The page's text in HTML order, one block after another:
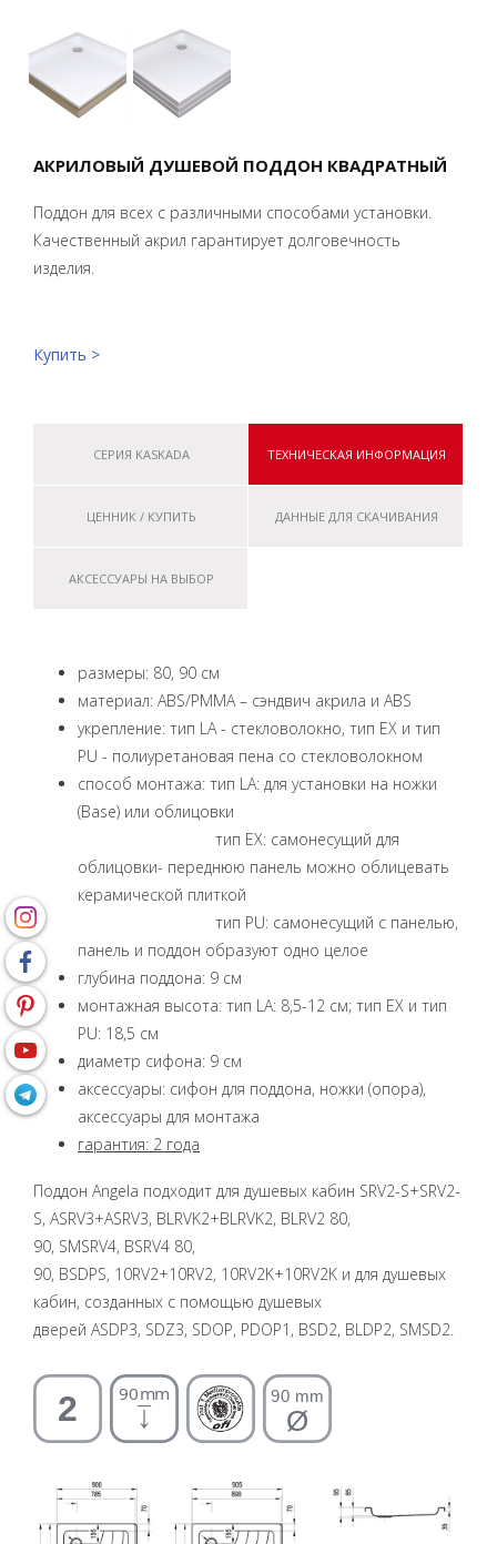
АКРИЛОВЫЙ ДУШЕВОЙ ПОДДОН КВАДРАТНЫЙ
Поддон для всех с различными способами установки.
Качественный акрил гарантирует долговечность
изделия.
Купить >
СЕРИЯ KASKADA ТЕХНИЧЕСКАЯ ИНФОРМАЦИЯ
ЦЕННИК / КУПИТЬ ДАННЫЕ ДЛЯ СКАЧИВАНИЯ
АКСЕССУАРЫ НА ВЫБОР
размеры: 80, 90 см
материал: ABS/PMMA – сэндвич акрила и ABS
укрепление: тип LA - стекловолокно, тип EX и тип
PU - полиуретановая пена со стекловолокном
способ монтажа: тип LA: для установки на ножки
(Base) или облицовки
тип EX: самонесущий для
облицовки- переднюю панель можно облицевать
керамической плиткой
тип PU: самонесущий с панелью,
панель и поддон образуют одно целое
глубина поддона: 9 см
монтажная высота: тип LA: 8,5-12 см; тип EX и тип
PU: 18,5 см
диаметр сифона: 9 см
аксессуары: сифон для поддона, ножки (опора),
аксессуары для монтажа
гарантия: 2 года
Поддон Angela подходит для душевых кабин SRV2-S+SRV2-
S, ASRV3+ASRV3, BLRVK2+BLRVK2, BLRV2 80,
90, SMSRV4, BSRV4 80,
90, BSDPS, 10RV2+10RV2, 10RV2K+10RV2K и для душевых
кабин, созданных с помощью душевых
дверей ASDP3, SDZ3, SDOP, PDOP1, BSD2, BLDP2, SMSD2.